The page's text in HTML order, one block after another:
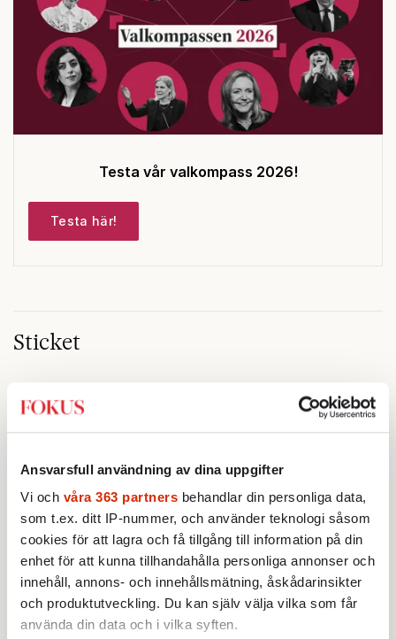
Ansvarsfull användning av dina uppgifter
Vi och våra 363 partners behandlar din personliga data,
som t.ex. ditt IP-nummer, och använder teknologi såsom
cookies för att lagra och få tillgång till information på din
enhet för att kunna tillhandahålla personliga annonser och
innehåll, annons- och innehållsmätning, åskådarinsikter
och produktutveckling. Du kan själv välja vilka som får
använda din data och i vilka syften.
Testa vår valkompass 2026!
Testa här!
Sticket
Negative
campaigning alltid överst på S-
Andersson talepunkterna redo
och kalibrerade in sig mot det
verkliga bytet som en målstyrd
robot.
STICKET
Farouk Aldabag:
Den politiska
krisen fördjupar Jemens
osäkerhet
Jemens regeringsombildning har
omgärdats av anklagelser om